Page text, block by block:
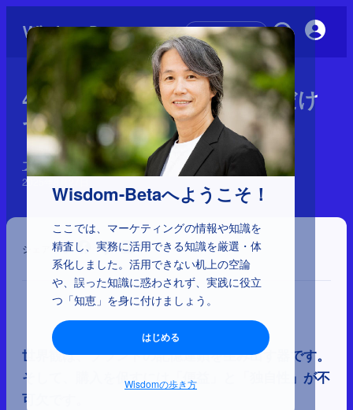
Wisdom-Betaへようこそ！
ここでは、マーケティングの情報や知識を
精査し、実務に活用できる知識を厳選・体
系化しました。活用できない机上の空論
や、誤った知識に惑わされず、実践に役立
つ「知恵」を身に付けましょう。
はじめる
Wisdomの歩き方
初めての方へ
4-2-3：なぜ「良い雰囲気」だけ
では売れないのか
ブランディングにおける世界観とは何か
2025年8月27日
シェア
世界観は、ブランドの記憶連鎖を生み出す器です。
そして、購入を促すには「便益」と「独自性」が不
可欠です。